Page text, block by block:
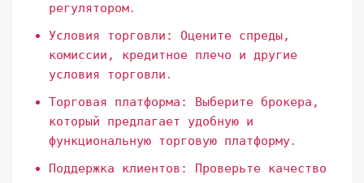
регулятором․
Условия торговли: Оцените спреды,
комиссии, кредитное плечо и другие
условия торговли․
Торговая платформа: Выберите брокера,
который предлагает удобную и
функциональную торговую платформу․
Поддержка клиентов: Проверьте качество